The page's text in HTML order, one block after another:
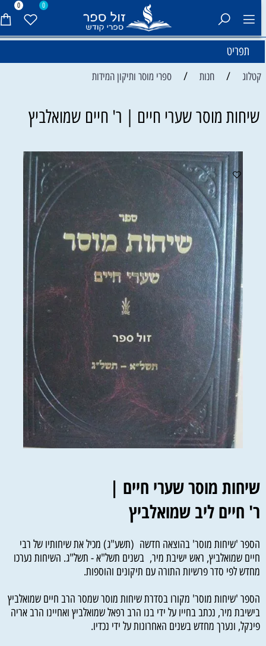
0 0
תפריט
קטלוג / חנות / ספרי מוסר ותיקון המידות
שיחות מוסר שערי חיים | ר' חיים שמואלביץ
שיחות מוסר שערי חיים |
ר' חיים ליב שמואלביץ
הספר 'שיחות מוסר' בהוצאה חדשה (תשע"ג) מכיל את שיחותיו של רבי
חיים שמואלביץ, ראש ישיבת מיר, בשנים תשל"א - תשל"ג. השיחות נערכו
מחדש לפי סדר פרשיות התורה עם תיקונים והוספות.
הספר 'שיחות מוסר' מקורו בסדרת שיחות מוסר שמסר הרב חיים שמואלביץ
בישיבת מיר, נכתב בחייו על ידי בנו הרב רפאל שמואלביץ ואחיינו הרב אריה
פינקל, ונערך מחדש בשנים האחרונות על ידי נכדיו.